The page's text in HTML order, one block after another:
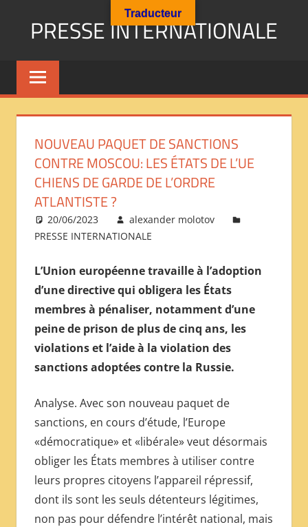
PRESSE INTERNATIONALE
Presse
Internationale
Géopolitique
Immigration
Société
Emploi
Economie
Géostratégie-
INTERNATIONAL
REVIEW
——
ОБЗОР
МЕЖДУНАРОДНОЙ
ПРЕССЫ
NOUVEAU PAQUET DE SANCTIONS
CONTRE MOSCOU: LES ÉTATS DE L’UE
CHIENS DE GARDE DE L’ORDRE
ATLANTISTE ?
20/06/2023
alexander molotov
PRESSE INTERNATIONALE
L’Union européenne travaille à l’adoption
d’une directive qui obligera les États
membres à pénaliser, notamment d’une
peine de prison de plus de cinq ans, les
violations et l’aide à la violation des
sanctions adoptées contre la Russie.
Analyse. Avec son nouveau paquet de
sanctions, en cours d’étude, l’Europe
«démocratique» et «libérale» veut désormais
obliger les États membres à utiliser contre
leurs propres citoyens l’appareil répressif,
dont ils sont les seuls détenteurs légitimes,
non pas pour défendre l’intérêt national, mais
Traducteur